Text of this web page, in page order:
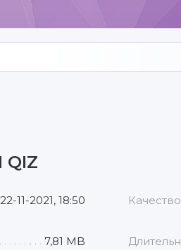
QIZ
22-11-2021, 18:50
7,81 MB